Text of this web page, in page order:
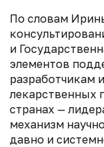
По словам
и
элементов
разработчикам
лекарственных
странах —
механизм
давно и